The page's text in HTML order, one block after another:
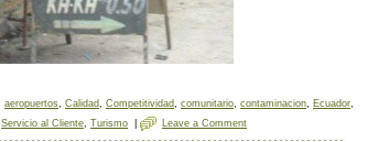
aeropuertos, Calidad, Competitividad, comunitario, contaminacion, Ecuador,
Servicio al Cliente, Turismo Leave a Comment